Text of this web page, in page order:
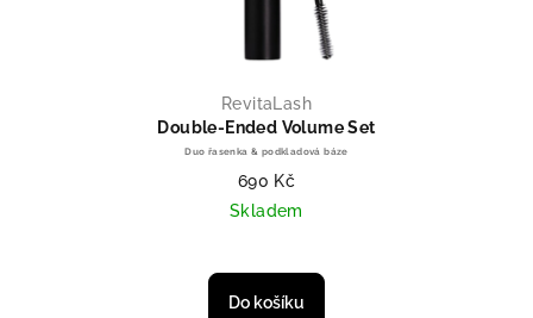
RevitaLash
Double-Ended Volume Set
Duo řasenka & podkladová báze
690 Kč
Skladem
Do košíku